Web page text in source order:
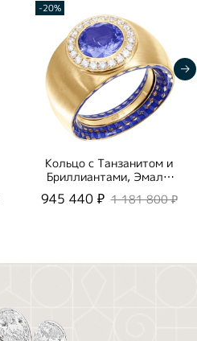
-20%
Кольцо с Танзанитом и
Бриллиантами, Эмаль,
R0178-30/3
945 440 ₽ 1 181 800 ₽